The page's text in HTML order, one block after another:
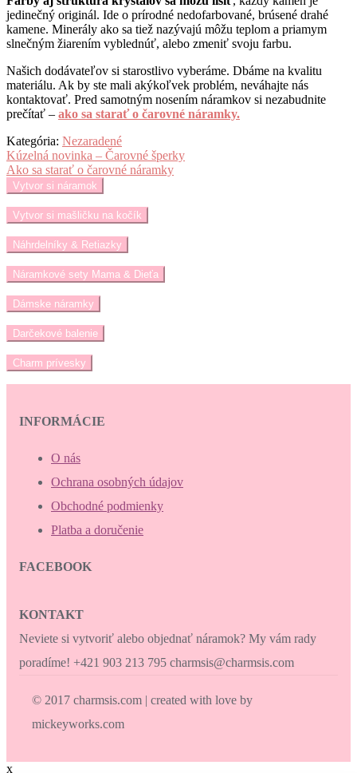
jedinečný originál. Ide o prírodné nedofarbované, brúsené drahé
kamene. Minerály ako sa tiež nazývajú môžu teplom a priamym
slnečným žiarením vyblednúť, alebo zmeniť svoju farbu.
Našich dodávateľov si starostlivo vyberáme. Dbáme na kvalitu
materiálu. Ak by ste mali akýkoľvek problém, neváhajte nás
kontaktovať. Pred samotným nosením náramkov si nezabudnite
prečítať – ako sa starať o čarovné náramky.
Kategória: Nezaradené
Navigácia
v
článku
Predchádzajúci
článok:
Kúzelná novinka – Čarovné šperky
Nasledujúci
článok:
Ako sa starať o čarovné náramky
Vytvor si náramok
Vytvor si mašličku na kočík
Náhrdelníky & Retiazky
Náramkové sety Mama & Dieťa
Dámske náramky
Darčekové balenie
Charm prívesky
INFORMÁCIE
O nás
Ochrana osobných údajov
Obchodné podmienky
Platba a doručenie
FACEBOOK
KONTAKT
Neviete si vytvoriť alebo objednať náramok? My vám rady
poradíme! +421 903 213 795 charmsis@charmsis.com
© 2017 charmsis.com | created with love by
mickeyworks.com
x